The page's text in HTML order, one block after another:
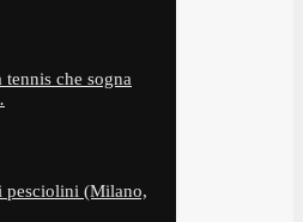
tennis che sogna
pesciolini (Milano,